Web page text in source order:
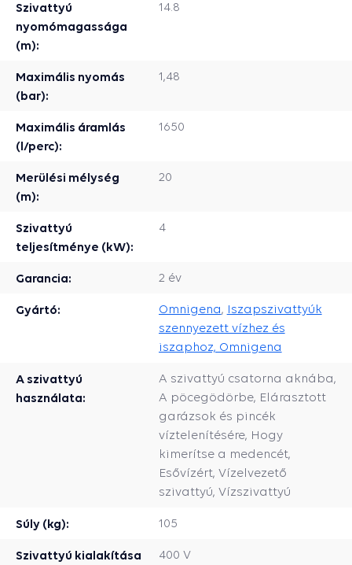
Szivattyú
nyomómagassága
(m):
14.8
Maximális nyomás
(bar):
1,48
Maximális áramlás
(l/perc):
1650
Merülési mélység
(m):
20
Szivattyú
teljesítménye (kW):
4
Garancia: 2 év
Gyártó: Omnigena, Iszapszivattyúk
szennyezett vízhez és
iszaphoz, Omnigena
A szivattyú
használata:
A szivattyú csatorna aknába,
A pöcegödörbe, Elárasztott
garázsok és pincék
víztelenítésére, Hogy
kimerítse a medencét,
Esővízért, Vízelvezető
szivattyú, Vízszivattyú
Súly (kg): 105
Szivattyú kialakítása
400 V